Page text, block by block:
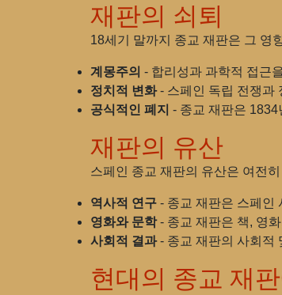
재판의 쇠퇴
18세기 말까지 종교 재판은 그 영
계몽주의 - 합리성과 과학적 접근
정치적 변화- 스페인 독립 전쟁과
공식적인 폐지 - 종교 재판은
재판의 유산
스페인 종교 재판의 유산은 여전
역사적 연구 - 종교 재판은 스페인
영화와 문학- 종교 재판은 책, 영
사회적 결과- 종교 재판의 사회적
현대의 종교 재